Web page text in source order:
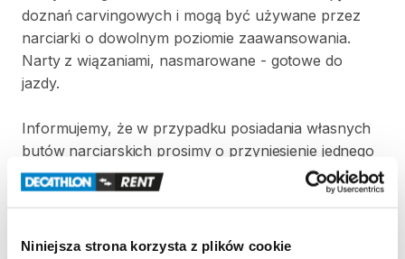
Niniejsza strona korzysta z plików cookie
doznań carvingowych i mogą być używane przez
narciarki o dowolnym poziomie zaawansowania.
Narty z wiązaniami​​​​​​,​ nasmarowane - gotowe do
jazdy.
Informujemy​,​ że w przypadku posiadania własnych
butów narciarskich prosimy o przyniesienie jednego
buta w dniu odbierania
dokonać
ustawienia wiązań oraz
przygotowanie następujących informacji